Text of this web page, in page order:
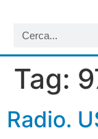
Tag:
Radio.